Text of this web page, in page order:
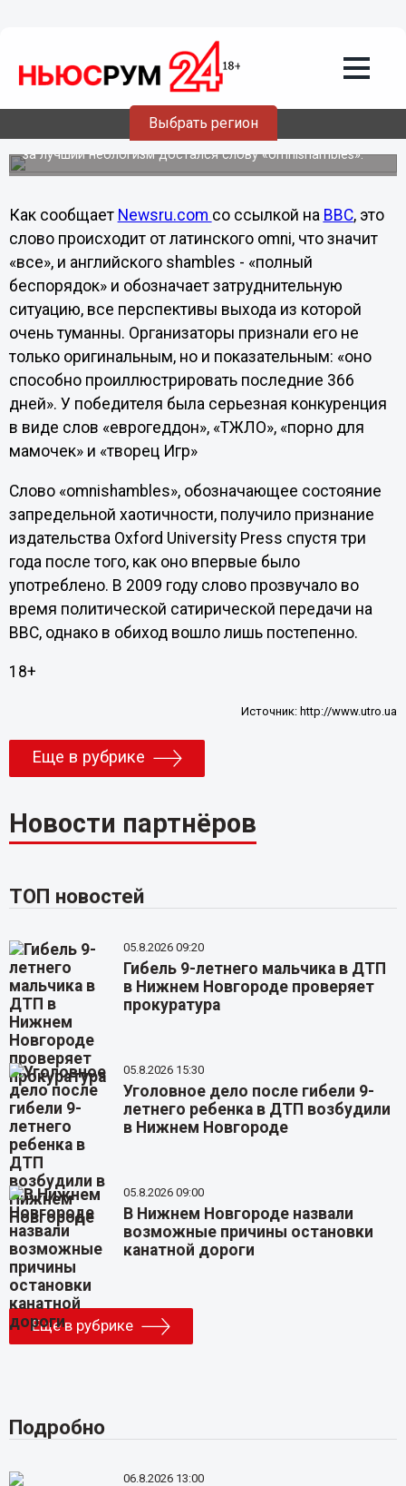
Выбрать регион
15.11.201202:06
Слово года определено британскими
учеными
Главный приз ежегодной премии Оксфордского словаря
за лучший неологизм достался слову «omnishambles».
Как сообщает Newsru.com со ссылкой на BBC, это
слово происходит от латинского omni, что значит
«все», и английского shambles - «полный
беспорядок» и обозначает затруднительную
ситуацию, все перспективы выхода из которой
очень туманны. Организаторы признали его не
только оригинальным, но и показательным: «оно
способно проиллюстрировать последние 366
дней». У победителя была серьезная конкуренция
в виде слов «еврогеддон», «ТЖЛО», «порно для
мамочек» и «творец Игр»
Слово «omnishambles», обозначающее состояние
запредельной хаотичности, получило признание
издательства Oxford University Press спустя три
года после того, как оно впервые было
употреблено. В 2009 году слово прозвучало во
время политической сатирической передачи на
ВВС, однако в обиход вошло лишь постепенно.
18+
Источник: http://www.utro.ua
Еще в рубрике
Новости партнёров
ТОП новостей
05.8.2026 09:20
Гибель 9-летнего мальчика в ДТП
в Нижнем Новгороде проверяет
прокуратура
05.8.2026 15:30
Уголовное дело после гибели 9-
летнего ребенка в ДТП возбудили
в Нижнем Новгороде
05.8.2026 09:00
В Нижнем Новгороде назвали
возможные причины остановки
канатной дороги
Еще в рубрике
Подробно
06.8.2026 13:00